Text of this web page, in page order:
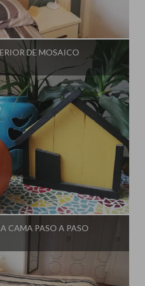
El Taller de Ire
DE MOSAICO
El Taller de Ire
CAMA PASO A PASO